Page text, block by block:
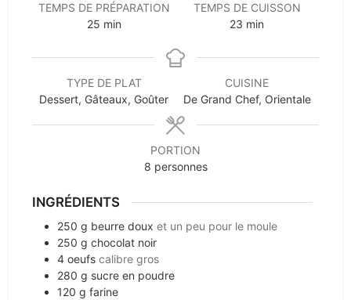
TEMPS DE PRÉPARATION
25minutes
min
TEMPS DE CUISSON
23 minutes
min
TYPE DE PLAT
Dessert, Gâteaux, Goûter
CUISINE
De Grand Chef, Orientale
PORTION
8 personnes
INGRÉDIENTS
250 g beurre doux et un peu pour le moule
250 g chocolat noir
4 oeufs calibre gros
280 g sucre en poudre
120 g farine